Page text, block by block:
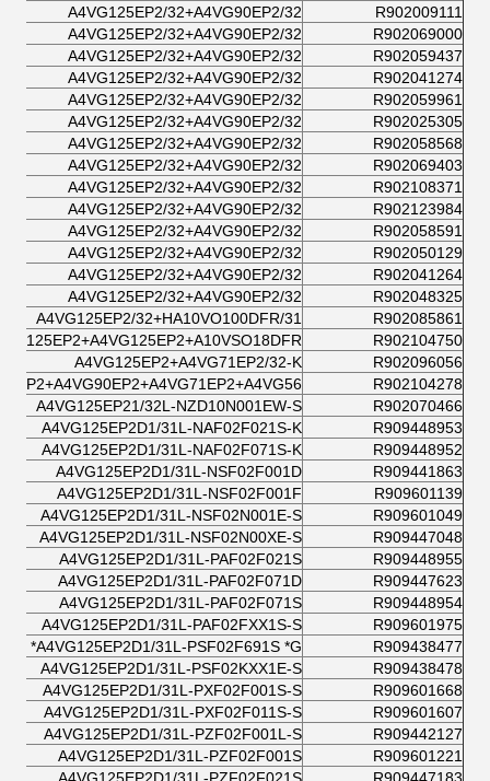
R902009111
A4VG125EP2/32+A4VG90EP2/32
R902069000
A4VG125EP2/32+A4VG90EP2/32
R902059437
A4VG125EP2/32+A4VG90EP2/32
R902041274
A4VG125EP2/32+A4VG90EP2/32
R902059961
A4VG125EP2/32+A4VG90EP2/32
R902025305
A4VG125EP2/32+A4VG90EP2/32
R902058568
A4VG125EP2/32+A4VG90EP2/32
R902069403
A4VG125EP2/32+A4VG90EP2/32
R902108371
A4VG125EP2/32+A4VG90EP2/32
R902123984
A4VG125EP2/32+A4VG90EP2/32
R902058591
A4VG125EP2/32+A4VG90EP2/32
R902050129
A4VG125EP2/32+A4VG90EP2/32
R902041264
A4VG125EP2/32+A4VG90EP2/32
R902048325
A4VG125EP2/32+A4VG90EP2/32
R902085861
A4VG125EP2/32+HA10VO100DFR/31
R902104750
R902096056
A4VG125EP2+A4VG71EP2/32-K
R902104278
R902070466
A4VG125EP21/32L-NZD10N001EW-S
R909448953
A4VG125EP2D1/31L-NAF02F021S-K
R909448952
A4VG125EP2D1/31L-NAF02F071S-K
R909441863
A4VG125EP2D1/31L-NSF02F001D
R909601139
A4VG125EP2D1/31L-NSF02F001F
R909601049
A4VG125EP2D1/31L-NSF02N001E-S
R909447048
A4VG125EP2D1/31L-NSF02N00XE-S
R909448955
A4VG125EP2D1/31L-PAF02F021S
R909447623
A4VG125EP2D1/31L-PAF02F071D
R909448954
A4VG125EP2D1/31L-PAF02F071S
R909601975
A4VG125EP2D1/31L-PAF02FXX1S-S
R909438477
A4VG125EP2D1/31L-PSF02F691S *G*
R909438478
A4VG125EP2D1/31L-PSF02KXX1E-S
R909601668
A4VG125EP2D1/31L-PXF02F001S-S
R909601607
A4VG125EP2D1/31L-PXF02F011S-S
R909442127
A4VG125EP2D1/31L-PZF02F001L-S
R909601221
A4VG125EP2D1/31L-PZF02F001S